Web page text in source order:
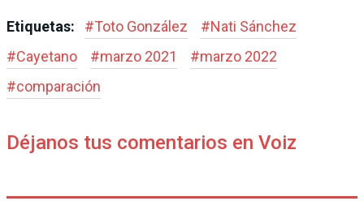
Etiquetas: #Toto González #Nati Sánchez
#Cayetano #marzo 2021 #marzo 2022
#comparación
Déjanos tus comentarios en Voiz